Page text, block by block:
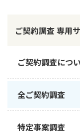
新規登録
ログイン
資料請求
保険の探し方の
保険かんたん
これからのラ
保険
お金
ライフプラン
ご挨拶
会社概要
株主・投資家
採用情報
English
ご契約調査 専用
ご契約調査につ
全ご契約調査
特定事案調査